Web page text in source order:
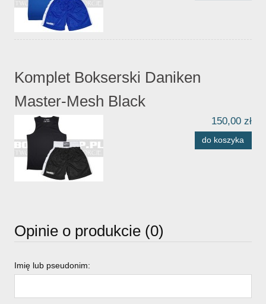
Komplet Bokserski Daniken
Master-Mesh Black
150,00 zł
do koszyka
Opinie o produkcie (0)
Imię lub pseudonim: